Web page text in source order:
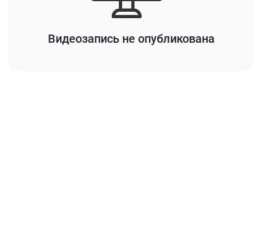
Видеозапись не опубликована